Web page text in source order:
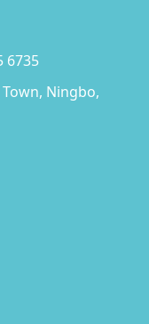
6735
Ningbo,